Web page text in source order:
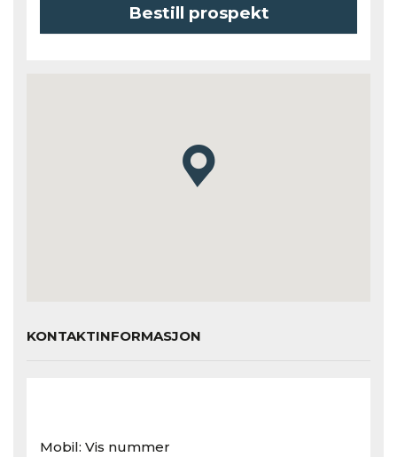
Bestill prospekt
KONTAKTINFORMASJON
Mobil: Vis nummer